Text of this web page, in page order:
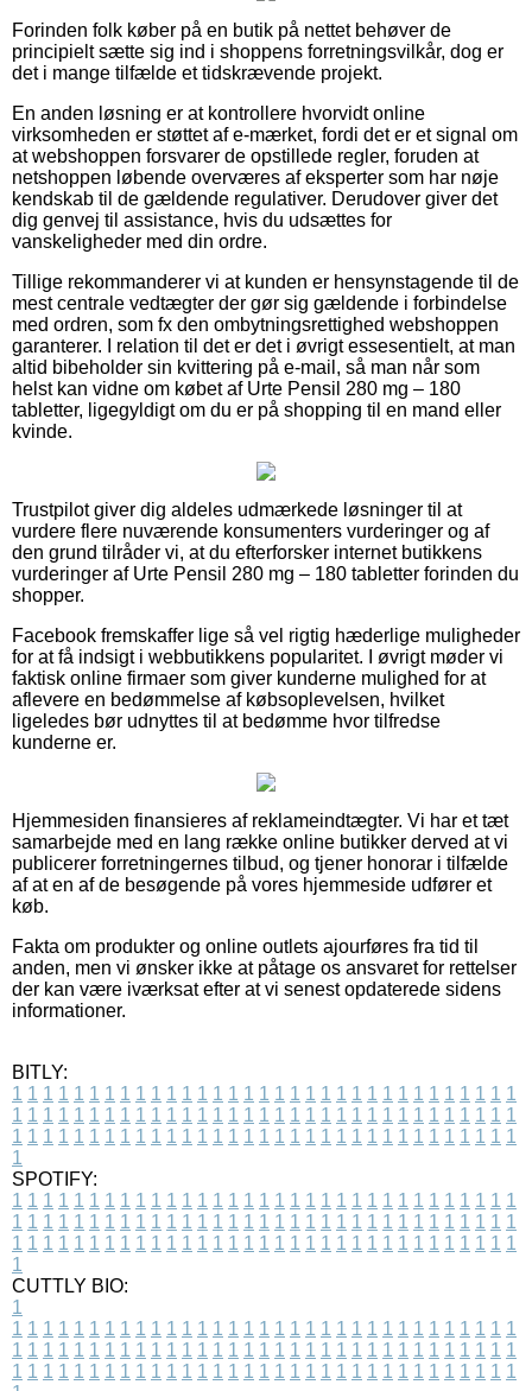
Forinden folk køber på en butik på nettet behøver de
principielt sætte sig ind i shoppens forretningsvilkår, dog er
det i mange tilfælde et tidskrævende projekt.
En anden løsning er at kontrollere hvorvidt online
virksomheden er støttet af e-mærket, fordi det er et signal om
at webshoppen forsvarer de opstillede regler, foruden at
netshoppen løbende overværes af eksperter som har nøje
kendskab til de gældende regulativer. Derudover giver det
dig genvej til assistance, hvis du udsættes for
vanskeligheder med din ordre.
Tillige rekommanderer vi at kunden er hensynstagende til de
mest centrale vedtægter der gør sig gældende i forbindelse
med ordren, som fx den ombytningsrettighed webshoppen
garanterer. I relation til det er det i øvrigt essesentielt, at man
altid bibeholder sin kvittering på e-mail, så man når som
helst kan vidne om købet af Urte Pensil 280 mg – 180
tabletter, ligegyldigt om du er på shopping til en mand eller
kvinde.
Trustpilot giver dig aldeles udmærkede løsninger til at
vurdere flere nuværende konsumenters vurderinger og af
den grund tilråder vi, at du efterforsker internet butikkens
vurderinger af Urte Pensil 280 mg – 180 tabletter forinden du
shopper.
Facebook fremskaffer lige så vel rigtig hæderlige muligheder
for at få indsigt i webbutikkens popularitet. I øvrigt møder vi
faktisk online firmaer som giver kunderne mulighed for at
aflevere en bedømmelse af købsoplevelsen, hvilket
ligeledes bør udnyttes til at bedømme hvor tilfredse
kunderne er.
Hjemmesiden finansieres af reklameindtægter. Vi har et tæt
samarbejde med en lang række online butikker derved at vi
publicerer forretningernes tilbud, og tjener honorar i tilfælde
af at en af de besøgende på vores hjemmeside udfører et
køb.
Fakta om produkter og online outlets ajourføres fra tid til
anden, men vi ønsker ikke at påtage os ansvaret for rettelser
der kan være iværksat efter at vi senest opdaterede sidens
informationer.
BITLY:
1 1 1 1 1 1 1 1 1 1 1 1 1 1 1 1 1 1 1 1 1 1 1 1 1 1 1 1 1 1 1 1 1
1 1 1 1 1 1 1 1 1 1 1 1 1 1 1 1 1 1 1 1 1 1 1 1 1 1 1 1 1 1 1 1 1
1 1 1 1 1 1 1 1 1 1 1 1 1 1 1 1 1 1 1 1 1 1 1 1 1 1 1 1 1 1 1 1 1
1
SPOTIFY:
1 1 1 1 1 1 1 1 1 1 1 1 1 1 1 1 1 1 1 1 1 1 1 1 1 1 1 1 1 1 1 1 1
1 1 1 1 1 1 1 1 1 1 1 1 1 1 1 1 1 1 1 1 1 1 1 1 1 1 1 1 1 1 1 1 1
1 1 1 1 1 1 1 1 1 1 1 1 1 1 1 1 1 1 1 1 1 1 1 1 1 1 1 1 1 1 1 1 1
1
CUTTLY BIO:
1
1 1 1 1 1 1 1 1 1 1 1 1 1 1 1 1 1 1 1 1 1 1 1 1 1 1 1 1 1 1 1 1 1
1 1 1 1 1 1 1 1 1 1 1 1 1 1 1 1 1 1 1 1 1 1 1 1 1 1 1 1 1 1 1 1 1
1 1 1 1 1 1 1 1 1 1 1 1 1 1 1 1 1 1 1 1 1 1 1 1 1 1 1 1 1 1 1 1 1